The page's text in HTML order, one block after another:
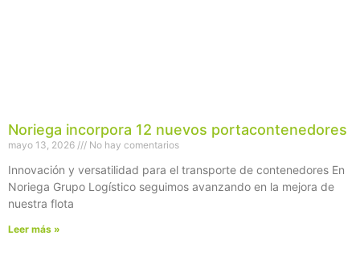
Noriega incorpora 12 nuevos portacontenedores
mayo 13, 2026 No hay comentarios
Innovación y versatilidad para el transporte de contenedores En
Noriega Grupo Logístico seguimos avanzando en la mejora de
nuestra flota
Leer más »